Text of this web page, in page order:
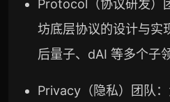
Protocol（协议研发）
坊底层协议的设计与实
后量子、dAI 等多个子
Privacy（隐私）团队